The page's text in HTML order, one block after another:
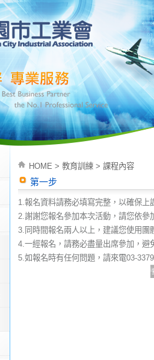
HOME > 教育訓練 > 課程內容
第一步
1.報名資料請務必填寫完整，以確保上
2.謝謝您報名參加本次活動，請您依參
3.同時間報名兩人以上，建議您使用團
4.一經報名，請務必盡量出席參加，避
5.如報名時有任何問題，請來電03-